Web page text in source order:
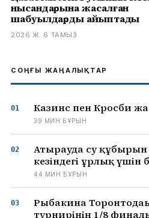
нысандарына жасалған
шабуылдарды айыптады
2026 Ж. 6 ТАМЫЗ
СОҢҒЫ ЖАҢАЛЫҚТАР
Казинс пен Кросби
39 МИН БҰРЫН
Атырауда су
кезіндегі ұрлық
44 МИН БҰРЫН
Рыбакина
турнирінің 1/8